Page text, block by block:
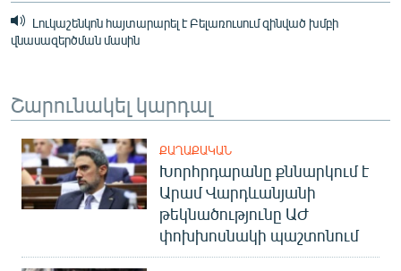
Լուկաշենկոն հայտարարել է Բելառուսում զինված խմբի
վնասազերծման մասին
Շարունակել կարդալ
ՔԱՂԱՔԱԿԱՆ
Խորհրդարանը քննարկում է
Արամ Վարդևանյանի
թեկնածությունը ԱԺ
փոխխոսնակի պաշտոնում